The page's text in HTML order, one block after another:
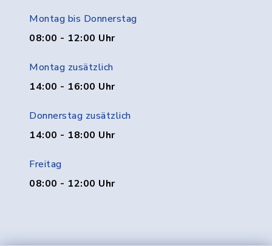
Montag bis Donnerstag
08:00 - 12:00 Uhr
Montag zusätzlich
14:00 - 16:00 Uhr
Donnerstag zusätzlich
14:00 - 18:00 Uhr
Freitag
08:00 - 12:00 Uhr